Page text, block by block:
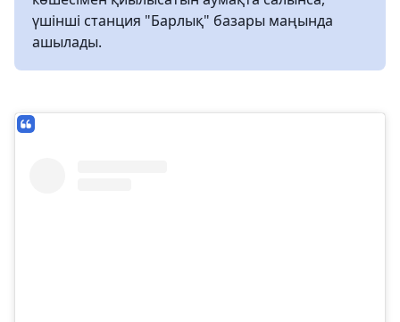
үшінші станция "Барлық" базары маңында
ашылады.